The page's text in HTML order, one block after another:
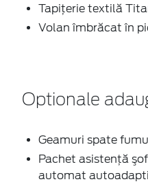
Tapiţerie textilă
Volan îmbrăcat în
Optionale
Geamuri spate
Pachet asistenţă
automat